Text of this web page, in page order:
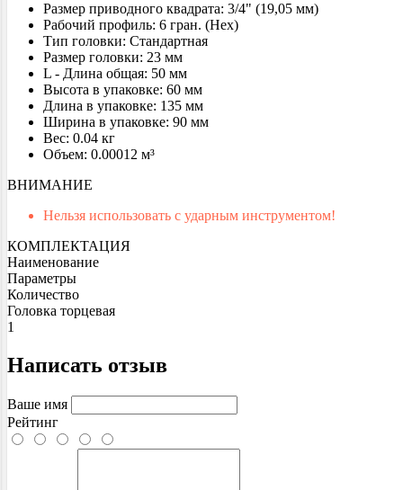
Размер приводного квадрата: 3/4" (19,05 мм)
Рабочий профиль: 6 гран. (Hex)
Тип головки: Стандартная
Размер головки: 23 мм
L - Длина общая: 50 мм
Высота в упаковке: 60 мм
Длина в упаковке: 135 мм
Ширина в упаковке: 90 мм
Вес: 0.04 кг
Объем: 0.00012 м³
ВНИМАНИЕ
Нельзя использовать с ударным инструментом!
КОМПЛЕКТАЦИЯ
Наименование
Параметры
Количество
Головка торцевая
1
Написать отзыв
Ваше имя
Рейтинг